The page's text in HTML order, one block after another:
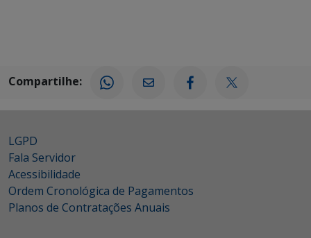
Compartilhe:
LGPD
Fala Servidor
Acessibilidade
Ordem Cronológica de Pagamentos
Planos de Contratações Anuais